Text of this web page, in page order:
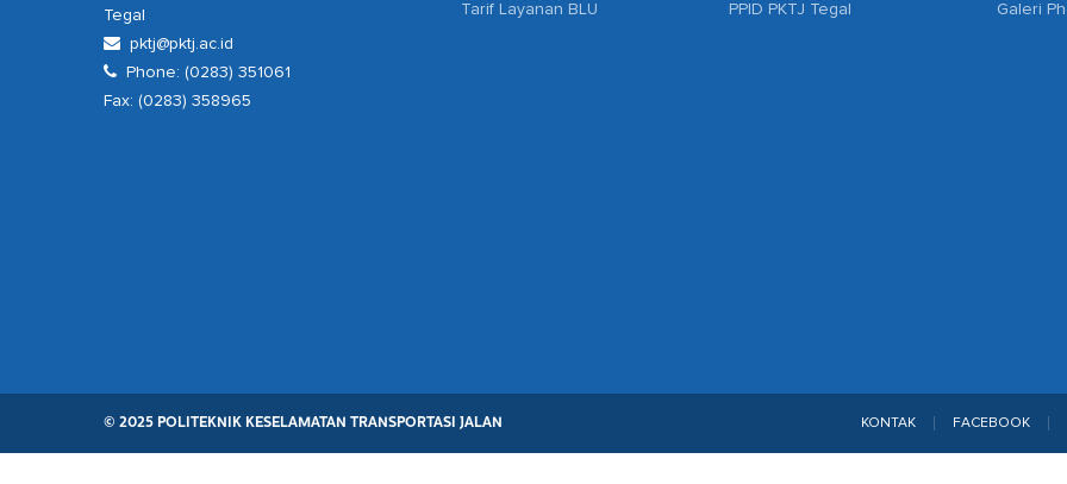
Tegal
pktj@pktj.ac.id
Phone: (0283) 351061
Fax: (0283) 358965
Tarif Layanan BLU PPID PKTJ Tegal Galeri
© 2025 POLITEKNIK KESELAMATAN TRANSPORTASI JALAN KONTAK FACEBOOK